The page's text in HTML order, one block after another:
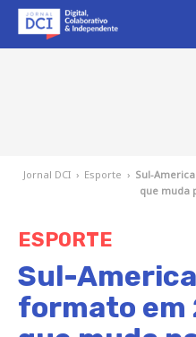
Jornal DCI › Esporte › Sul-
que muda
ESPORTE
Sul-
formato em